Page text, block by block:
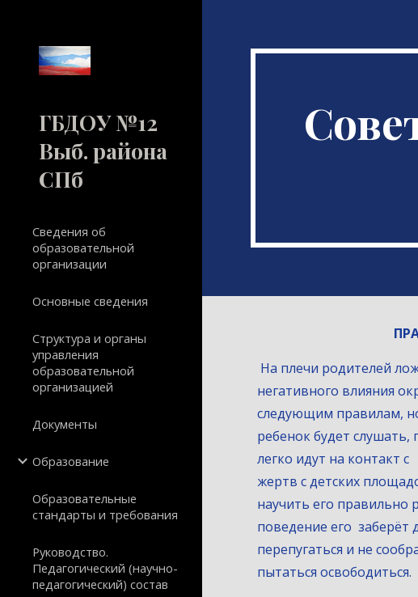
ГБДОУ №12
Выб. района
СПб
Сведения об
образовательной
организации
Основные сведения
Структура и органы
управления
образовательной
организацией
Документы
Образование
Образовательные
стандарты и требования
Руководство.
Педагогический (научно-
педагогический) состав
негативного влияния
следующим правилам,
ребенок будет
легко идут на контакт
жертв с детских
научить его правильно
поведение его  заберёт
перепугаться и не
пытаться освободиться.